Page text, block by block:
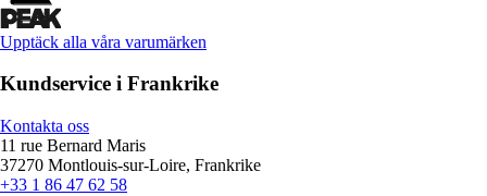
Upptäck alla våra varumärken
Kundservice i Frankrike
Kontakta oss
11 rue Bernard Maris
37270 Montlouis-sur-Loire, Frankrike
+33 1 86 47 62 58